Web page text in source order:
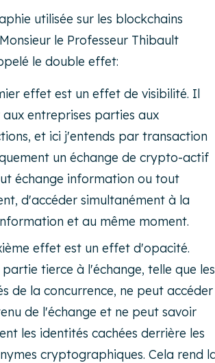
utilisée sur les blockchains
le Professeur Thibault
le double effet:
effet est un effet de visibilité. Il
entreprises parties aux
et ici j'entends par transaction
un échange de crypto-actif
échange information ou tout
d'accéder simultanément à la
et au même moment.
effet est un effet d'opacité.
partie tierce à l'échange, telle que les
de la concurrence, ne peut accéder
de l'échange et ne peut savoir
les identités cachées derrière les
cryptographiques. Cela rend